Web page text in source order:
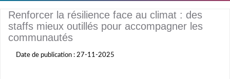
Renforcer la résilience face au climat : des
staffs mieux outillés pour accompagner les
communautés
Date de publication : 27-11-2025